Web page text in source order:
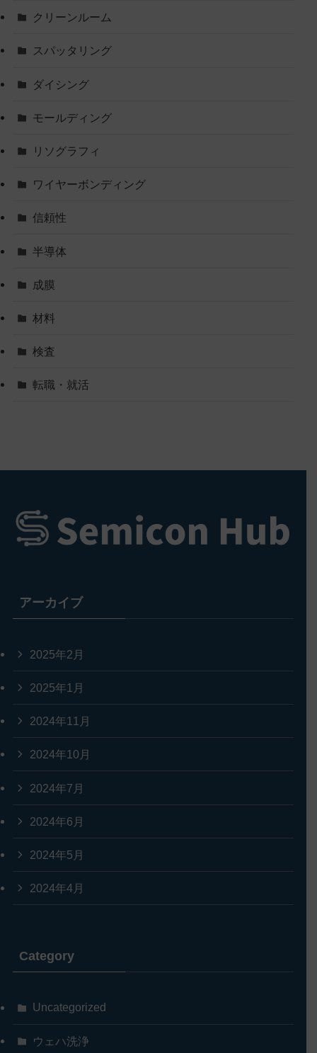
クリーンルーム
スパッタリング
ダイシング
モールディング
リソグラフィ
ワイヤーボンディング
信頼性
半導体
成膜
材料
検査
転職・就活
アーカイブ
2025年2月
2025年1月
2024年11月
2024年10月
2024年7月
2024年6月
2024年5月
2024年4月
Category
Uncategorized
ウェハ洗浄